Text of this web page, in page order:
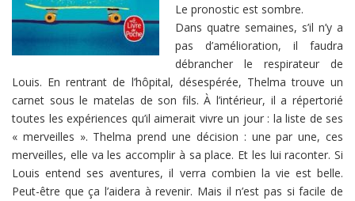
Le pronostic est sombre.
Dans quatre semaines, s’il n’y a
pas d’amélioration, il faudra
débrancher le respirateur de
Louis. En rentrant de l’hôpital, désespérée, Thelma trouve un
carnet sous le matelas de son fils. À l’intérieur, il a répertorié
toutes les expériences qu’il aimerait vivre un jour : la liste de ses
« merveilles ». Thelma prend une décision : une par une, ces
merveilles, elle va les accomplir à sa place. Et les lui raconter. Si
Louis entend ses aventures, il verra combien la vie est belle.
Peut-être que ça l’aidera à revenir. Mais il n’est pas si facile de